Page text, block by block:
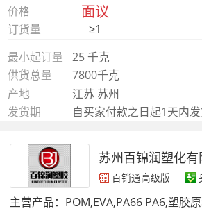
价格 面议
订货量
≥1
最小起订量
25 千克
供货总量
7800千克
产地
江苏 苏州
发货期
自买家付款之日起1天内
苏州百锦润塑化有
百销通高级版
主营产品：